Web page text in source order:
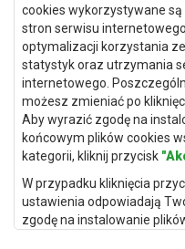
cookies wykorzystywane
stron serwisu
optymalizacji korzystania
statystyk oraz utrzymania
internetowego.
możesz zmieniać po
Aby wyrazić zgodę na
końcowym plików cookies
kategorii, kliknij przycisk
W przypadku kliknięcia
ustawienia odpowiadają
zgodę na instalowanie